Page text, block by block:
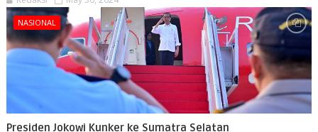
NASIONAL
Presiden Jokowi Kunker ke Sumatra Selatan